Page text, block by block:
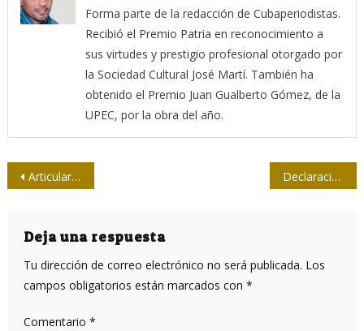
Forma parte de la redacción de Cubaperiodistas.
Recibió el Premio Patria en reconocimiento a
sus virtudes y prestigio profesional otorgado por
la Sociedad Cultural José Martí. También ha
obtenido el Premio Juan Gualberto Gómez, de la
UPEC, por la obra del año.
Navegación
entradas
Articular para salvarnos Declaración del Tercer Coloquio Internacional “Patria”
Deja una respuesta
Tu dirección de correo electrónico no será publicada. Los
campos obligatorios están marcados con *
Comentario *